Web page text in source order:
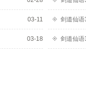
03-11 剑道仙
03-18 剑道仙